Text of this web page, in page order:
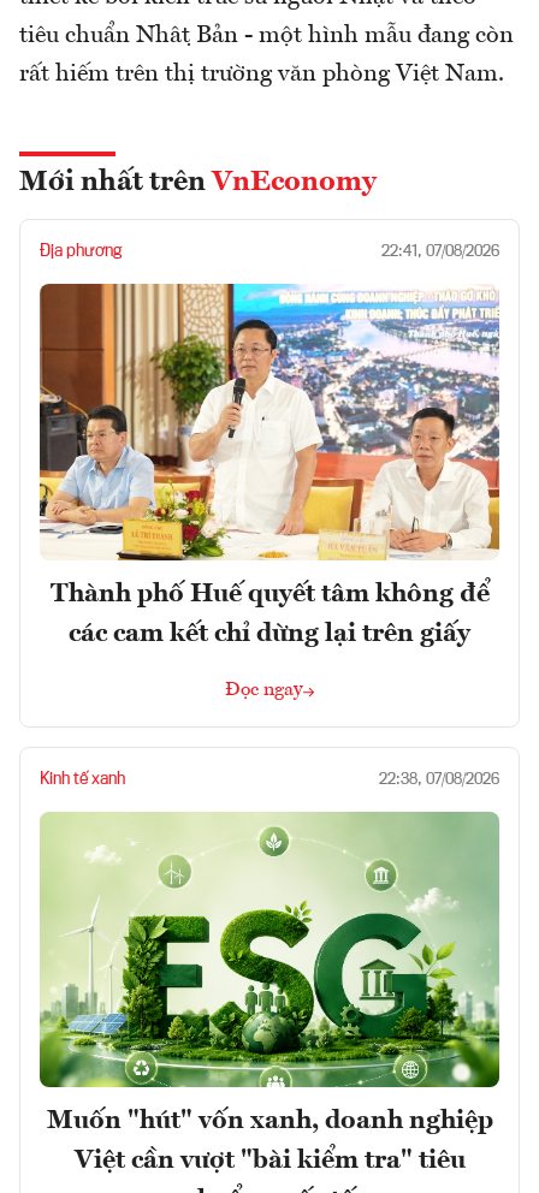
tiêu chuẩn Nhật Bản - một hình mẫu đang còn
rất hiếm trên thị trường văn phòng Việt Nam.
Mới nhất trên VnEconomy
Địa phương 22:41, 07/08/2026
Thành phố Huế quyết tâm không để
các cam kết chỉ dừng lại trên giấy
Đọc ngay
Kinh tế xanh 22:38, 07/08/2026
Muốn "hút" vốn xanh, doanh nghiệp
Việt cần vượt "bài kiểm tra" tiêu